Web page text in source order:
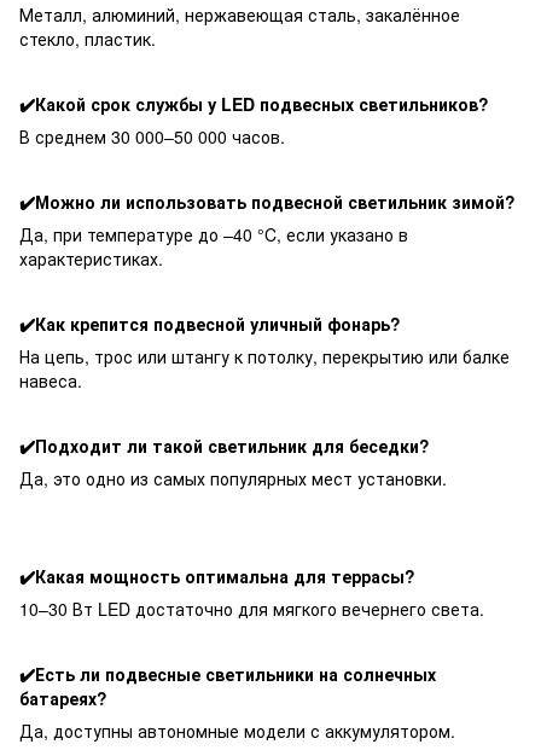
Металл, алюминий, нержавеющая сталь, закалённое
стекло, пластик.
✔️Какой срок службы у LED подвесных светильников?
В среднем 30 000–50 000 часов.
✔️Можно ли использовать подвесной светильник зимой?
Да, при температуре до –40 °C, если указано в
характеристиках.
✔️Как крепится подвесной уличный фонарь?
На цепь, трос или штангу к потолку, перекрытию или балке
навеса.
✔️Подходит ли такой светильник для беседки?
Да, это одно из самых популярных мест установки.
✔️Какая мощность оптимальна для террасы?
10–30 Вт LED достаточно для мягкого вечернего света.
✔️Есть ли подвесные светильники на солнечных
батареях?
Да, доступны автономные модели с аккумулятором.